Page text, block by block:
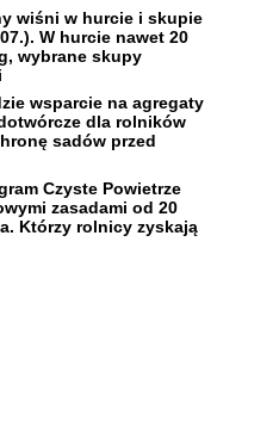
wiśni w hurcie i skupie
W hurcie nawet 20
wybrane skupy
wsparcie na agregaty
dla rolników
sadów przed
Czyste Powietrze
zasadami od 20
Którzy rolnicy zyskają